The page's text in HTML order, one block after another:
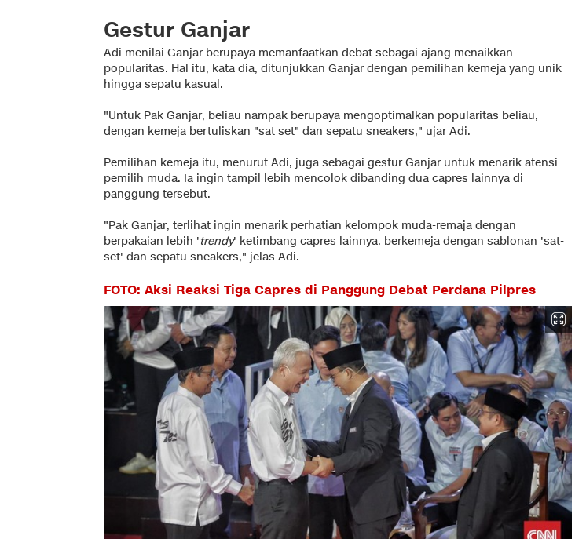
Gestur Ganjar
Adi menilai Ganjar berupaya memanfaatkan debat sebagai ajang menaikkan
popularitas. Hal itu, kata dia, ditunjukkan Ganjar dengan pemilihan kemeja yang unik
hingga sepatu kasual.
"Untuk Pak Ganjar, beliau nampak berupaya mengoptimalkan popularitas beliau,
dengan kemeja bertuliskan "sat set" dan sepatu sneakers," ujar Adi.
Pemilihan kemeja itu, menurut Adi, juga sebagai gestur Ganjar untuk menarik atensi
pemilih muda. Ia ingin tampil lebih mencolok dibanding dua capres lainnya di
panggung tersebut.
"Pak Ganjar, terlihat ingin menarik perhatian kelompok muda-remaja dengan
berpakaian lebih 'trendy' ketimbang capres lainnya. berkemeja dengan sablonan 'sat-
set' dan sepatu sneakers," jelas Adi.
FOTO: Aksi Reaksi Tiga Capres di Panggung Debat Perdana Pilpres